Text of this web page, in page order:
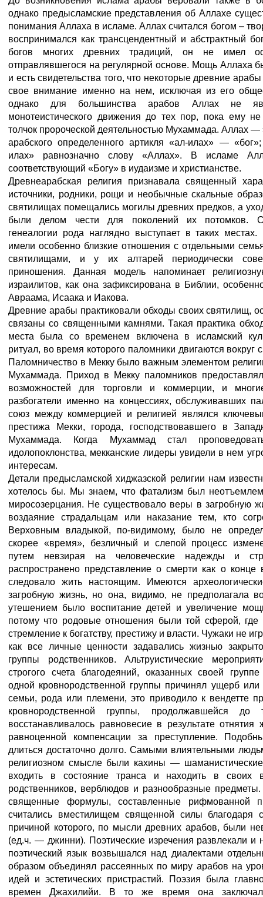
однако предысламские представления об Аллахе
понимания Аллаха в исламе. Аллах считался богом –
воспринимался как трансцендентный и абстрактный
богов многих древних традиций, он не имел
отправлявшегося на регулярной основе. Мощь Аллаха
и есть свидетельства того, что некоторые древние
свое внимание именно на нем, исключая из его
однако для большинства арабов Аллах не
монотеистического движения до тех пор, пока ему
толчок пророческой деятельностью Мухаммада. Аллах
арабского определенного артикля «ал-илах» —
илах» равнозначно слову «Аллах». В исламе
соответствующий «Богу» в иудаизме и христианстве.
Древнеарабская религия признавала священный
источники, родники, рощи и необычные скальные
святилищах помещались могилы древних предков, а
были делом чести для поколений их потомков.
генеалогии рода наглядно выступает в таких
имели особенно близкие отношения с отдельными
святилищами, и у их алтарей периодически
приношения. Данная модель напоминает
израилитов, как она зафиксирована в Библии,
Авраама, Исаака и Иакова.
Древние арабы практиковали обходы своих святилищ,
связаны со священными камнями. Такая практика
места была со временем включена в исламский
ритуал, во время которого паломники двигаются вокруг
Паломничество в Мекку было важным элементом
Мухаммада. Приход в Мекку паломников
возможностей для торговли и коммерции, и
разбогатели именно на концессиях, обслуживавших
союз между коммерцией и религией являлся
престижа Мекки, города, господствовавшего в
Мухаммада. Когда Мухаммад стал
идолопоклонства, мекканские лидеры увидели в нем
интересам.
Детали предысламской хиджазской религии нам
хотелось бы. Мы знаем, что фатализм был
миросозерцания. Не существовало веры в загробную
воздаяние страдальцам или наказание тем, кто
Верховным владыкой, по-видимому, было не
скорее «время», безличный и слепой процесс
путем невзирая на человеческие надежды и
распространено представление о смерти как о конце
следовало жить настоящим. Имеются
загробную жизнь, но она, видимо, не предполагала
утешением было воспитание детей и увеличение
потому что родовые отношения были той сферой, где
стремление к богатству, престижу и власти. Чужаки не
как все личные ценности задавались жизнью
группы родственников. Альтруистические
строгого счета благодеяний, оказанных своей
одной кровнородственной группы причинял ущерб или
семьи, рода или племени, это приводило к вендетте
кровнородственной группы, продолжавшейся
восстанавливалось равновесие в результате
равноценной компенсации за преступление.
длиться достаточно долго. Самыми влиятельными
религиозном смысле были кахины —
входить в состояние транса и находить в своих
родственников, верблюдов и разнообразные
священные формулы, составленные рифмованной
считались вместилищем священной силы благодаря
причиной которого, по мысли древних арабов, были
(ед.ч. — джинни). Поэтические изречения развлекали и
поэтический язык возвышался над диалектами
образом объединял рассеянных по миру арабов на
идей и эстетических пристрастий. Поэзия была
времен Джахилийи. В то же время она